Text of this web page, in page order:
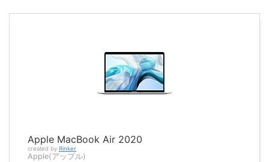
Apple MacBook Air 2020
created by Rinker
Apple(アップル)